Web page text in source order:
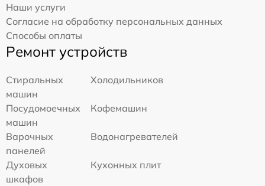
Наши услуги
Согласие на обработку персональных данных
Способы оплаты
Ремонт устройств
Стиральных
машин
Холодильников
Посудомоечных
машин
Кофемашин
Варочных
панелей
Водонагревателей
Духовых
шкафов
Кухонных плит